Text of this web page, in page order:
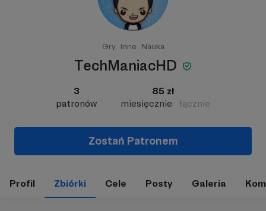
Gry Inne Nauka
TechManiacHD
3
patronów
85 zł
miesięcznie
łącznie
Zostań Patronem
Profil Zbiórki Cele Posty Galeria